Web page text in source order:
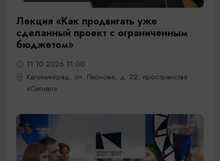
Лекция «Как продвигать уже
сделанный проект с ограниченным
бюджетом»
11.10.2026 11:00
Калининград, ул. Леонова, д. 22, пространства
«Сигнал»